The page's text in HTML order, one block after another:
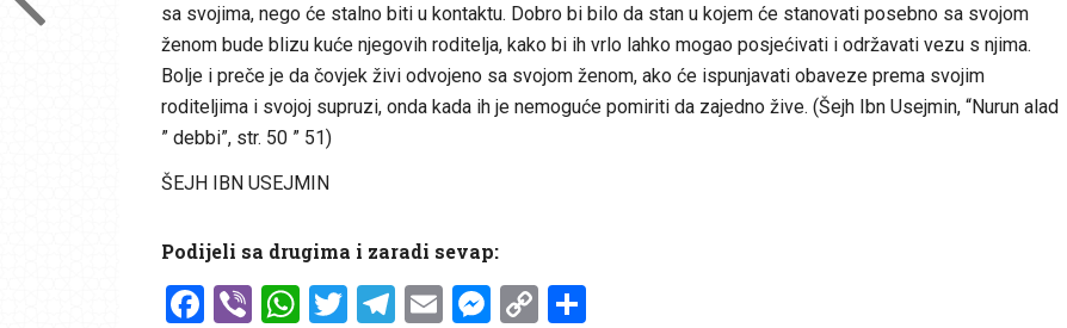
sa svojima, nego će stalno biti u kontaktu. Dobro bi bilo da stan u kojem će stanovati posebno sa svojom
ženom bude blizu kuće njegovih roditelja, kako bi ih vrlo lahko mogao posjećivati i održavati vezu s njima.
Bolje i preče je da čovjek živi odvojeno sa svojom ženom, ako će ispunjavati obaveze prema svojim
roditeljima i svojoj supruzi, onda kada ih je nemoguće pomiriti da zajedno žive. (Šejh Ibn Usejmin, “Nurun alad
” debbi”, str. 50 ” 51)
ŠEJH IBN USEJMIN
Podijeli sa drugima i zaradi sevap:
Facebook
ViberWhatsApp
Twitter
Telegram
EmailMessenger
CopyShare